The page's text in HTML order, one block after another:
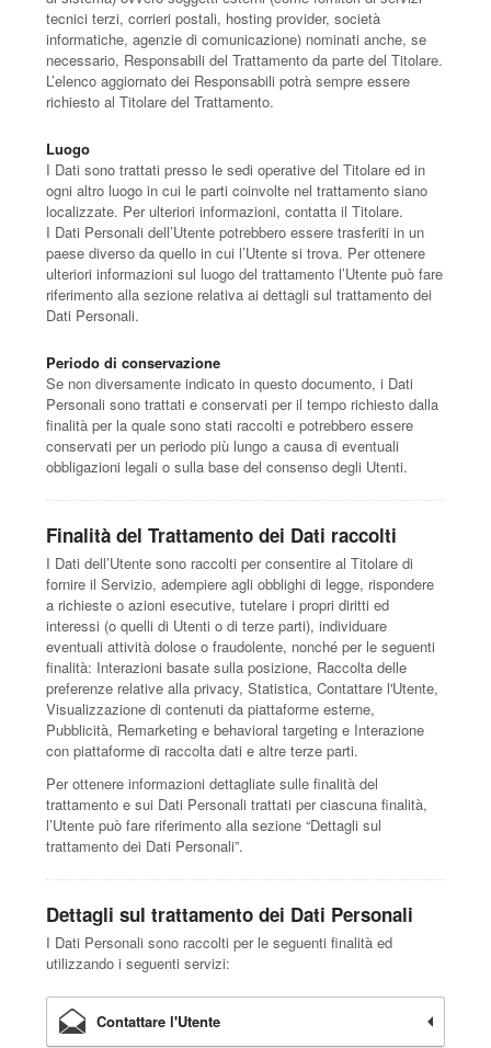
tecnici terzi, corrieri postali, hosting provider, società
informatiche, agenzie di comunicazione) nominati anche, se
necessario, Responsabili del Trattamento da parte del Titolare.
L’elenco aggiornato dei Responsabili potrà sempre essere
richiesto al Titolare del Trattamento.
Luogo
I Dati sono trattati presso le sedi operative del Titolare ed in
ogni altro luogo in cui le parti coinvolte nel trattamento siano
localizzate. Per ulteriori informazioni, contatta il Titolare.
I Dati Personali dell’Utente potrebbero essere trasferiti in un
paese diverso da quello in cui l’Utente si trova. Per ottenere
ulteriori informazioni sul luogo del trattamento l’Utente può fare
riferimento alla sezione relativa ai dettagli sul trattamento dei
Dati Personali.
Periodo di conservazione
Se non diversamente indicato in questo documento, i Dati
Personali sono trattati e conservati per il tempo richiesto dalla
finalità per la quale sono stati raccolti e potrebbero essere
conservati per un periodo più lungo a causa di eventuali
obbligazioni legali o sulla base del consenso degli Utenti.
Finalità del Trattamento dei Dati raccolti
I Dati dell’Utente sono raccolti per consentire al Titolare di
fornire il Servizio, adempiere agli obblighi di legge, rispondere
a richieste o azioni esecutive, tutelare i propri diritti ed
interessi (o quelli di Utenti o di terze parti), individuare
eventuali attività dolose o fraudolente, nonché per le seguenti
finalità: Interazioni basate sulla posizione, Raccolta delle
preferenze relative alla privacy, Statistica, Contattare l'Utente,
Visualizzazione di contenuti da piattaforme esterne,
Pubblicità, Remarketing e behavioral targeting e Interazione
con piattaforme di raccolta dati e altre terze parti.
Per ottenere informazioni dettagliate sulle finalità del
trattamento e sui Dati Personali trattati per ciascuna finalità,
l’Utente può fare riferimento alla sezione “Dettagli sul
trattamento dei Dati Personali”.
Dettagli sul trattamento dei Dati Personali
I Dati Personali sono raccolti per le seguenti finalità ed
utilizzando i seguenti servizi:
Contattare l'Utente